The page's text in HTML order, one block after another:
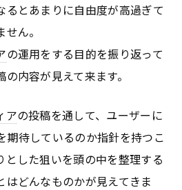
るとあまりに自由度が高過ぎて
ん。
の運用をする目的を振り返って
内容が見えて来ます。
アの投稿を通して、ユーザーに
期待しているのか指針を持つこ
とした狙いを頭の中を整理する
はどんなものかが見えてきま